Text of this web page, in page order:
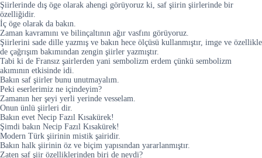
Şiirlerinde dış öge olarak ahengi görüyoruz ki, saf şiirin şiirlerinde bir
özelliğidir.
İç öge olarak da bakın.
Zaman kavramını ve bilinçaltının ağır vasfını görüyoruz.
Şiirlerini sade dille yazmış ve bakın hece ölçüsü kullanmıştır, imge ve özellikle
de çağrışım bakımından zengin şiirler yazmıştır.
Tabi ki de Fransız şairlerden yani sembolizm erdem çünkü sembolizm
akımının etkisinde idi.
Bakın saf şiirler bunu unutmayalım.
Peki eserlerimiz ne içindeyim?
Zamanın her şeyi yerli yerinde vesselam.
Onun ünlü şiirleri dir.
Bakın evet Necip Fazıl Kısakürek!
Şimdi bakın Necip Fazıl Kısakürek!
Modern Türk şiirinin mistik şairidir.
Bakın halk şiirinin öz ve biçim yapısından yararlanmıştır.
Zaten saf şiir özelliklerinden biri de neydi?